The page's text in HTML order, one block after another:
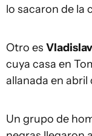
lo sacaron de la
Otro es
cuya casa en
allanada en abril
Un grupo de